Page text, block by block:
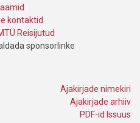
kontaktid
Reisijutud
sponsorlinke
Ajakirjade nimekiri
Ajakirjade arhiiv
PDF-id Issuus